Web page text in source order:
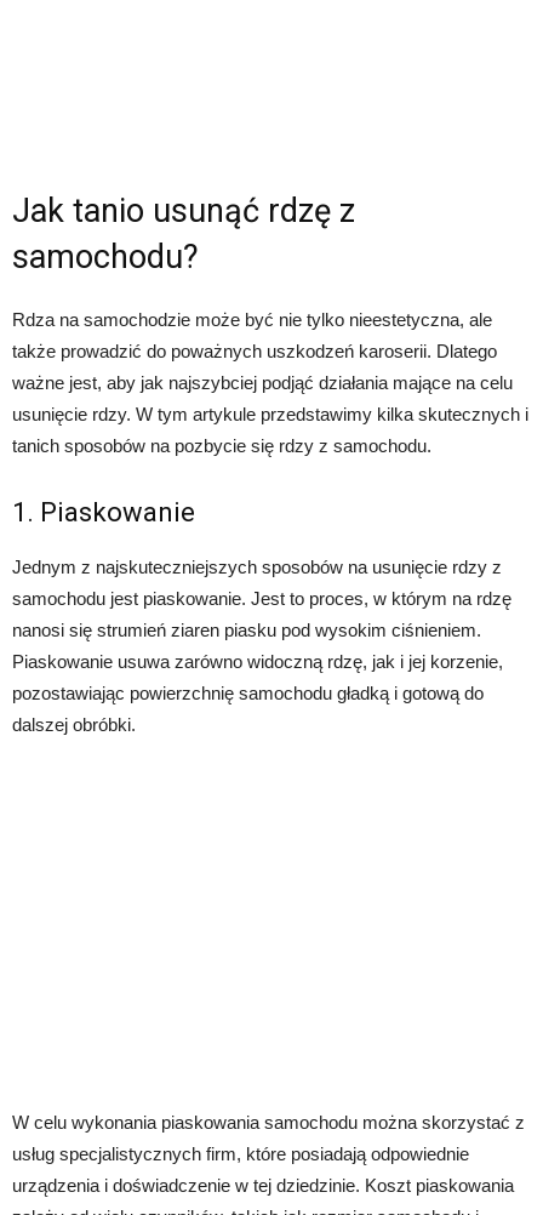
Jak tanio usunąć rdzę z
samochodu?
Rdza na samochodzie może być nie tylko nieestetyczna, ale
także prowadzić do poważnych uszkodzeń karoserii. Dlatego
ważne jest, aby jak najszybciej podjąć działania mające na celu
usunięcie rdzy. W tym artykule przedstawimy kilka skutecznych i
tanich sposobów na pozbycie się rdzy z samochodu.
1. Piaskowanie
Jednym z najskuteczniejszych sposobów na usunięcie rdzy z
samochodu jest piaskowanie. Jest to proces, w którym na rdzę
nanosi się strumień ziaren piasku pod wysokim ciśnieniem.
Piaskowanie usuwa zarówno widoczną rdzę, jak i jej korzenie,
pozostawiając powierzchnię samochodu gładką i gotową do
dalszej obróbki.
W celu wykonania piaskowania samochodu można skorzystać z
usług specjalistycznych firm, które posiadają odpowiednie
urządzenia i doświadczenie w tej dziedzinie. Koszt piaskowania